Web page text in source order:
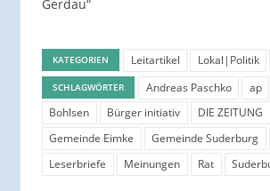
Gerdau“
KATEGORIEN Leitartikel Lokal|Politik
SCHLAGWÖRTER Andreas Paschko ap
Bohlsen
Bürger initiativ DIE ZEITUNG
Gemeinde Eimke
Gemeinde Suderburg
Leserbriefe
Meinungen Rat